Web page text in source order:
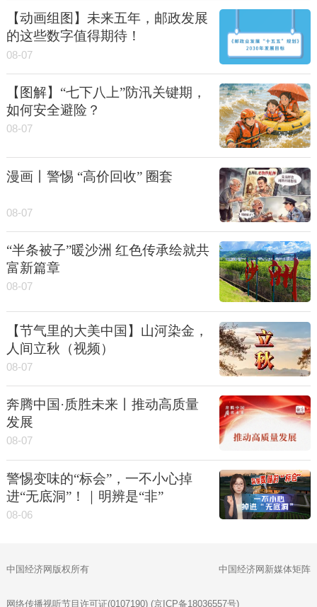
【动画组图】未来五年，邮政发展
的这些数字值得期待！
08-07
【图解】“七下八上”防汛关键期，
如何安全避险？
08-07
漫画丨警惕 “高价回收” 圈套
08-07
“半条被子”暖沙洲 红色传承绘就共
富新篇章
08-07
【节气里的大美中国】山河染金，
人间立秋（视频）
08-07
奔腾中国·质胜未来丨推动高质量
发展
08-07
警惕变味的“标会”，一不小心掉
进“无底洞”！｜明辨是“非”
08-06
中国经济网版权所有 中国经济网新媒体矩阵
网络传播视听节目许可证(0107190) (京ICP备18036557号)